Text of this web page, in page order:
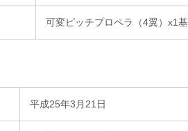
可変ピッチプロペラ（4翼）x1基
平成25年3月21日